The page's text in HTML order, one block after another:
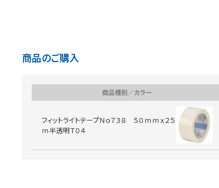
商品のご購入
商品種別／カラー
フィットライトテープＮｏ７３８ ５０ｍｍｘ２５
ｍ半透明Ｔ０４